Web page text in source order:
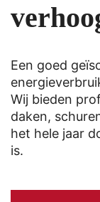
Een goed
Wij bieden
daken,
het hele jaar
is.